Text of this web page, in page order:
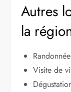
Autres
la
Visite de